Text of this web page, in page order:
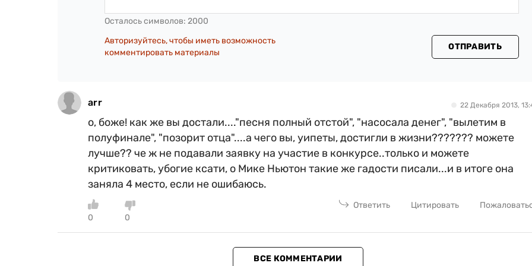
Осталось символов: 2000
Авторизуйтесь, чтобы иметь возможность
комментировать материалы
ОТПРАВИТЬ
arr 22 Декабря 2013,
о, боже! как же вы достали...."песня полный отстой", "насосала денег", "вылетим в
полуфинале", "позорит отца"....а чего вы, уипеты, достигли в жизни??????? можете
лучше?? че ж не подавали заявку на участие в конкурсе..только и можете
критиковать, убогие ксати, о Мике Ньютон такие же гадости писали...и в итоге она
заняла 4 место, если не ошибаюсь.
0 0
Ответить Цитировать
ВСЕ КОММЕНТАРИИ